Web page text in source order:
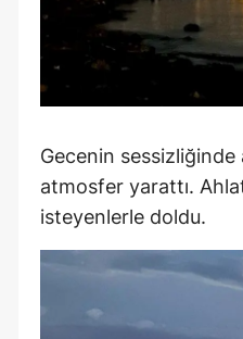
Gecenin sessizliğinde
atmosfer yarattı.
isteyenlerle doldu.